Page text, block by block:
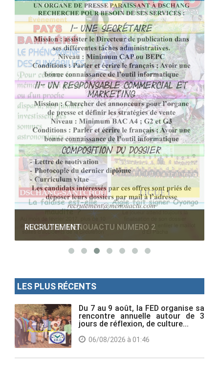
RECRUTEMENT
LES PLUS RÉCENTS
Du 7 au 9 août, la FED organise sa
rencontre annuelle autour de 3
jours de réflexion, de culture...
06/08/2026 à 01:46